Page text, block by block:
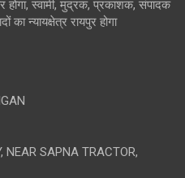
होगा, स्वामी, मुद्रक, प्रकाशक, संपादक
का न्यायक्षेत्र रायपुर होगा
NEAR SAPNA TRACTOR,